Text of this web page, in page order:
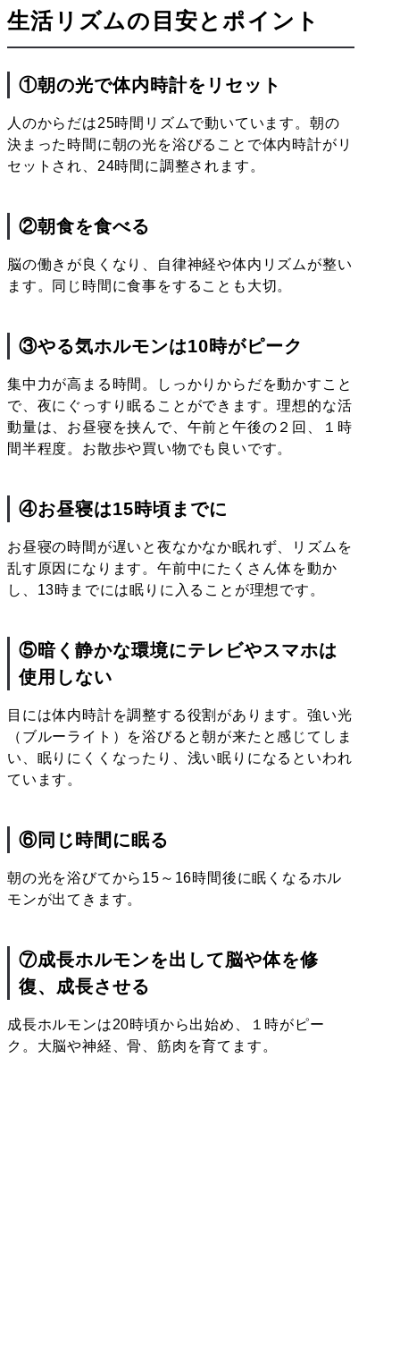
生活リズムの目安とポイント
①朝の光で体内時計をリセット
人のからだは25時間リズムで動いています。朝の
決まった時間に朝の光を浴びることで体内時計がリ
セットされ、24時間に調整されます。
②朝食を食べる
脳の働きが良くなり、自律神経や体内リズムが整い
ます。同じ時間に食事をすることも大切。
③やる気ホルモンは10時がピーク
集中力が高まる時間。しっかりからだを動かすこと
で、夜にぐっすり眠ることができます。理想的な活
動量は、お昼寝を挟んで、午前と午後の２回、１時
間半程度。お散歩や買い物でも良いです。
④お昼寝は15時頃までに
お昼寝の時間が遅いと夜なかなか眠れず、リズムを
乱す原因になります。午前中にたくさん体を動か
し、13時までには眠りに入ることが理想です。
⑤暗く静かな環境にテレビやスマホは
使用しない
目には体内時計を調整する役割があります。強い光
（ブルーライト）を浴びると朝が来たと感じてしま
い、眠りにくくなったり、浅い眠りになるといわれ
ています。
⑥同じ時間に眠る
朝の光を浴びてから15～16時間後に眠くなるホル
モンが出てきます。
⑦成長ホルモンを出して脳や体を修
復、成長させる
成長ホルモンは20時頃から出始め、１時がピー
ク。大脳や神経、骨、筋肉を育てます。